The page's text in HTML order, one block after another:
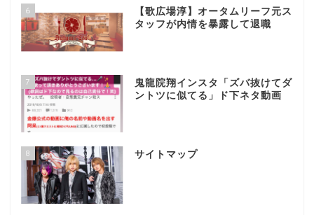
6
【歌広場淳】オータムリーフ元ス
タッフが内情を暴露して退職
7
鬼龍院翔インスタ「ズバ抜けてダ
ントツに似てる」ド下ネタ動画
8 サイトマップ